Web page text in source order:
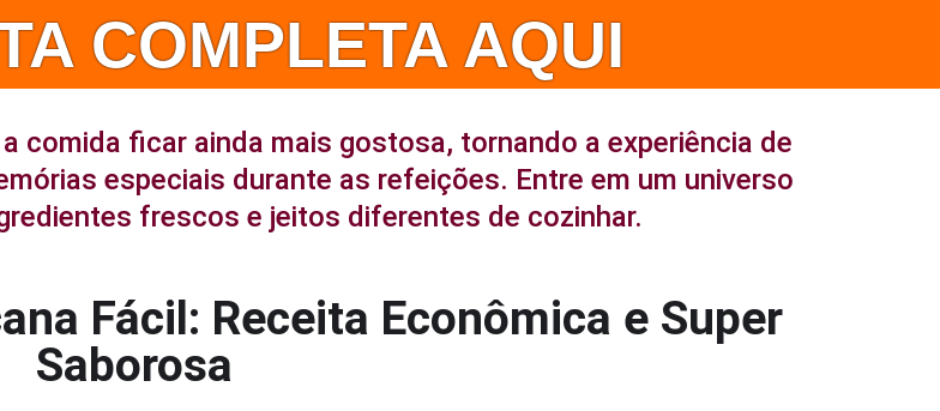
COMPLETA AQUI
comida ficar ainda mais gostosa, tornando a experiência de
especiais durante as refeições. Entre em um universo
frescos e jeitos diferentes de cozinhar.
Fácil: Receita Econômica e Super
Saborosa